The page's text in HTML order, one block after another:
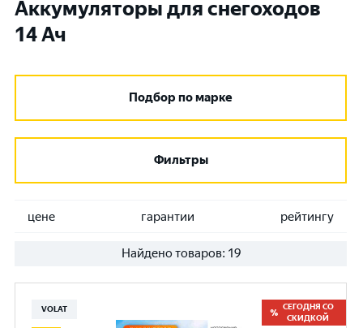
Аккумуляторы для снегоходов
14 Ач
Подбор по марке
Фильтры
цене гарантии рейтингу
Найдено товаров: 19
VOLAT
СЕГОДНЯ СО
СКИДКОЙ